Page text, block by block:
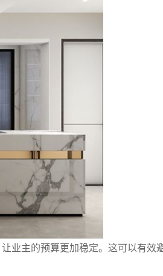
业主的预算更加稳定。这可以有效